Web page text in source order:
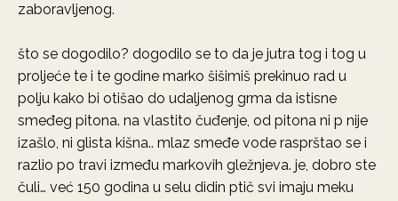
zaboravljenog.
što se dogodilo? dogodilo se to da je jutra tog i tog u
proljeće te i te godine marko šišimiš prekinuo rad u
polju kako bi otišao do udaljenog grma da istisne
smeđeg pitona. na vlastito čuđenje, od pitona ni p nije
izašlo, ni glista kišna.. mlaz smeđe vode rasprštao se i
razlio po travi između markovih gležnjeva. je, dobro ste
čuli… već 150 godina u selu didin ptič svi imaju meku